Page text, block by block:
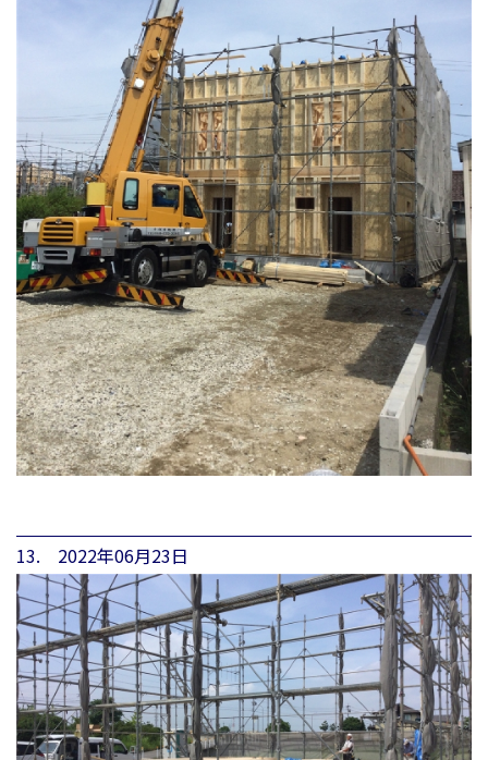
13. 2022年06月23日